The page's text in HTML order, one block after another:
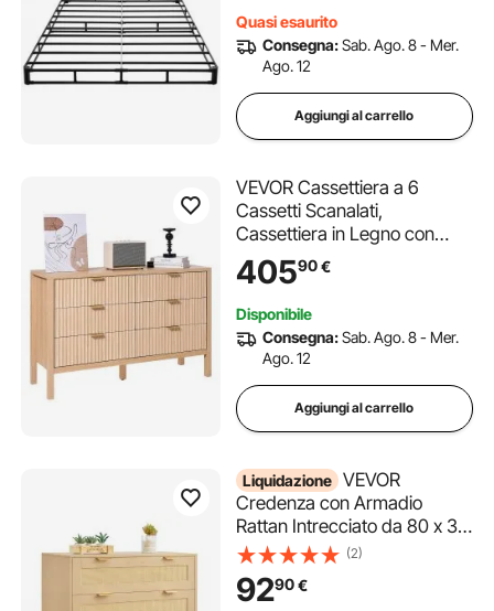
Quasi esaurito
Consegna:Sab. Ago. 8 - Mer.
Ago. 12
Aggiungi al carrello
VEVOR Cassettiera a 6
Cassetti Scanalati,
Cassettiera in Legno con
Meccanismo Scorrevole e
Antiribaltamento, Moderna e
Minimalista, Organizzatore
per Armadio per Camera da
letto, Legno Chiaro
40590€
Disponibile
Consegna:Sab. Ago. 8 - Mer.
Ago. 12
Aggiungi al carrello
Liquidazione VEVOR
Credenza con Armadio
Rattan Intrecciato da 80 x 35
x 77 cm, Carico di 13,61 kg
con 3 Cassetti e Maniglie in
Metallo, Mobiletto Moderno in
(2)
9290€